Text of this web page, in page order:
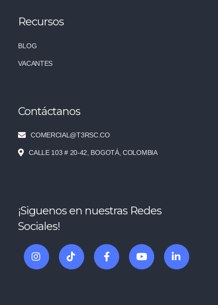
Recursos
BLOG
VACANTES
Contáctanos
COMERCIAL@T3RSC.CO
CALLE 103 # 20-42, BOGOTÁ, COLOMBIA
¡Siguenos en nuestras Redes
Sociales!